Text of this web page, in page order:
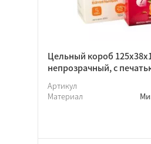
Цельный короб
непрозрачный, с
Артикул
Материал